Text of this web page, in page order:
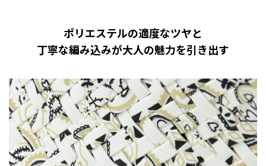
ポリエステルの適度なツヤと
丁寧な編み込みが大人の魅力を引き出す